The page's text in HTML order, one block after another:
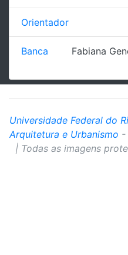
Orientador
Banca Fabiana
Universidade Federal do
Arquitetura e Urbanismo -
| Todas as imagens